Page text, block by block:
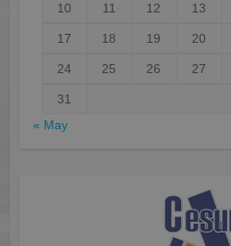
10 11 12 13
17 18 19 20
24 25 26 27
31
« May